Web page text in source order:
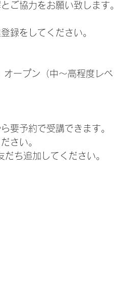
ご協力をお願い致します。
録をしてください。
ープン（中～高程度レベ
要予約で受講できます。
さい。
ち追加してください。